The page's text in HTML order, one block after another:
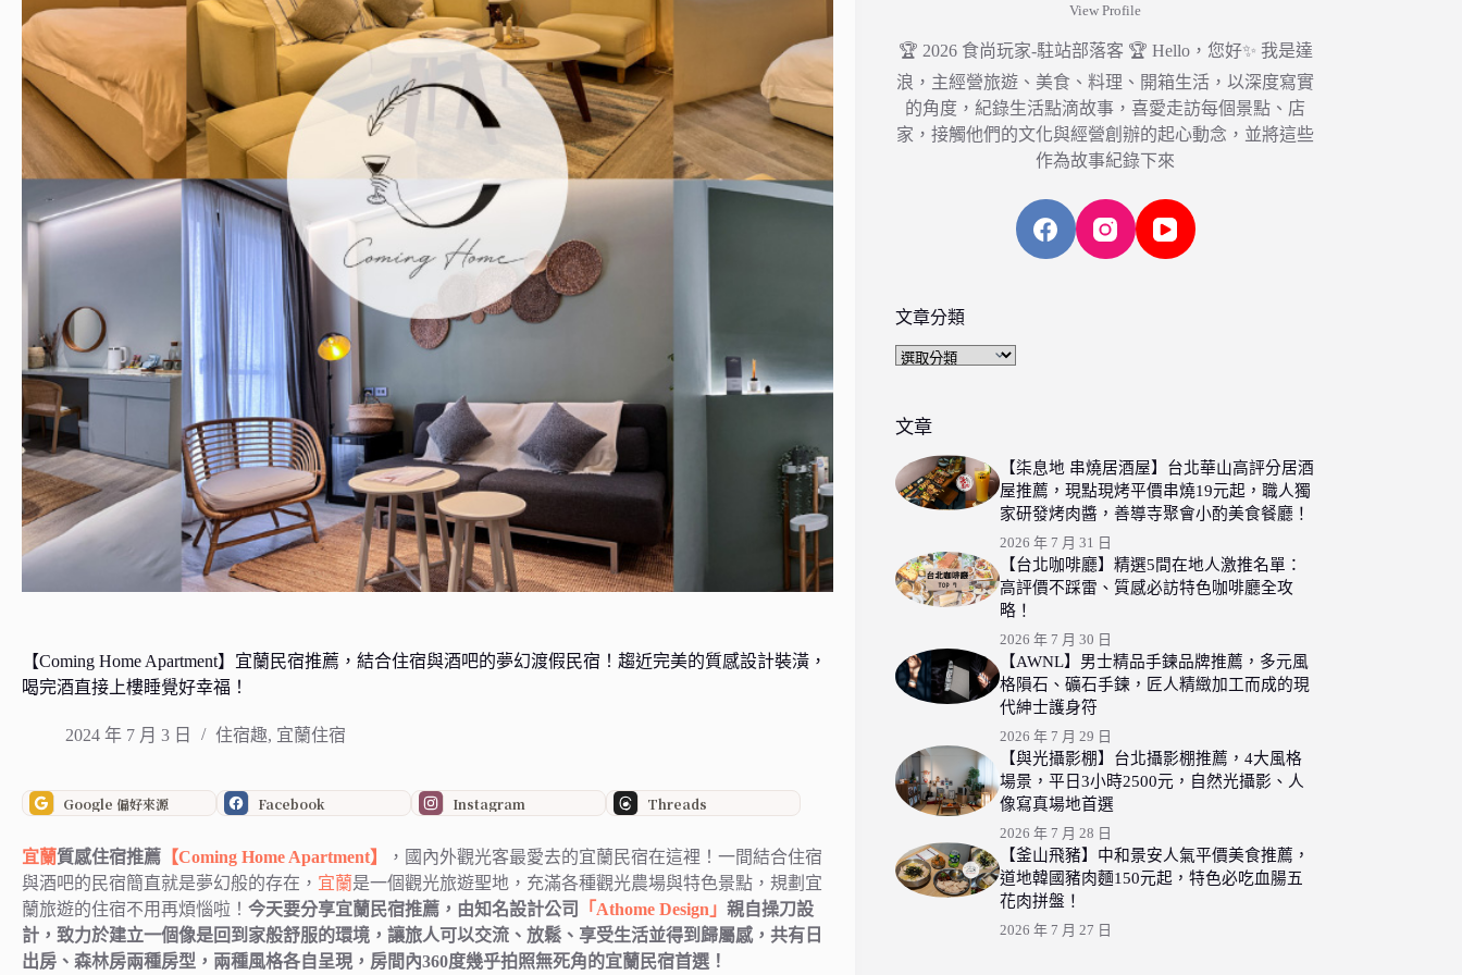
【Coming Home Apartment】宜蘭民宿推薦，結合住宿與酒吧的夢幻渡假民宿！趨近完美的質感設計裝潢，
喝完酒直接上樓睡覺好幸福！
2024 年 7 月 3 日 住宿趣, 宜蘭住宿
Google 偏好來源 Facebook Instagram Threads
宜蘭質感住宿推薦 【Coming Home Apartment】
，國內外觀光客最愛去的宜蘭民宿在這裡！一間結合住宿
與酒吧的民宿簡直就是夢幻般的存在， 宜蘭是一個觀光旅遊聖地，充滿各種觀光農場與特色景點，規劃宜
蘭旅遊的住宿不用再煩惱啦！ 今天要分享宜蘭民宿推薦，由知名設計公司 「Athome Design」 親自操刀設
計，致力於建立一個像是回到家般舒服的環境，讓旅人可以交流、放鬆、享受生活並得到歸屬感，共有日
出房、森林房兩種房型，兩種風格各自呈現，房間內360度幾乎拍照無死角的宜蘭民宿首選！
View Profile
🏆 2026 食尚玩家-駐站部落客 🏆 Hello，您好✨ 我是達
浪，主經營旅遊、美食、料理、開箱生活，以深度寫實
的角度，紀錄生活點滴故事，喜愛走訪每個景點、店
家，接觸他們的文化與經營創辦的起心動念，並將這些
作為故事紀錄下來
文章分類
文
類
文章
【柒息地 串燒居酒屋】台北華山高評分居酒
屋推薦，現點現烤平價串燒19元起，職人獨
家研發烤肉醬，善導寺聚會小酌美食餐廳！
2026 年 7 月 31 日
【台北咖啡廳】精選5間在地人激推名單：
高評價不踩雷、質感必訪特色咖啡廳全攻
略！
2026 年 7 月 30 日
【AWNL】男士精品手鍊品牌推薦，多元風
格隕石、礦石手鍊，匠人精緻加工而成的現
代紳士護身符
2026 年 7 月 29 日
【與光攝影棚】台北攝影棚推薦，4大風格
場景，平日3小時2500元，自然光攝影、人
像寫真場地首選
2026 年 7 月 28 日
【釜山飛豬】中和景安人氣平價美食推薦，
道地韓國豬肉麵150元起，特色必吃血腸五
花肉拼盤！
2026 年 7 月 27 日